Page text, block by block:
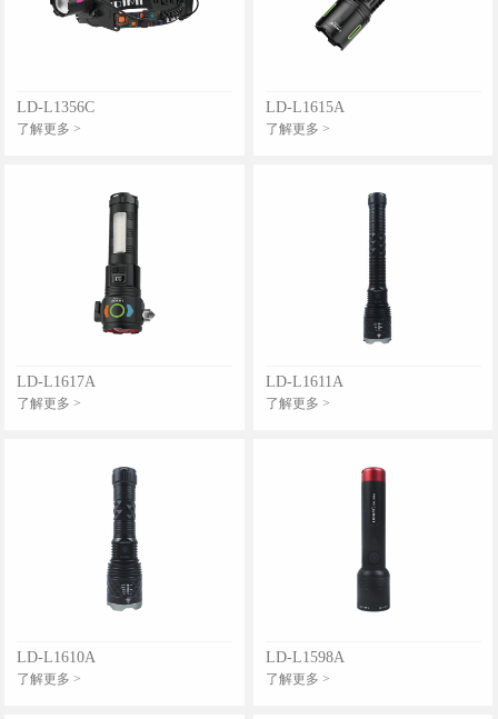
LD-L1356C
了解更多 >
LD-L1615A
了解更多 >
LD-L1617A
了解更多 >
LD-L1611A
了解更多 >
LD-L1610A
了解更多 >
LD-L1598A
了解更多 >